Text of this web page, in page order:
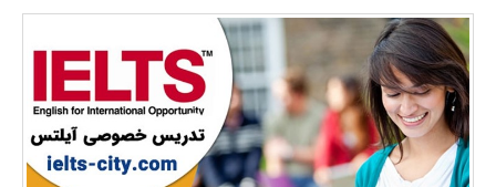
مسکن و ساختمان